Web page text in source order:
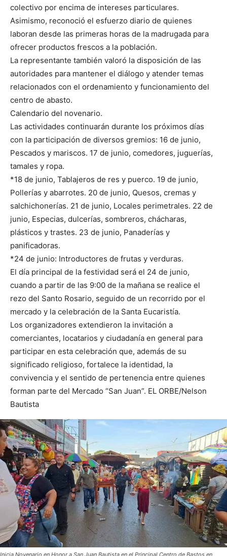
colectivo por encima de intereses particulares.
Asimismo, reconoció el esfuerzo diario de quienes
laboran desde las primeras horas de la madrugada para
ofrecer productos frescos a la población.
La representante también valoró la disposición de las
autoridades para mantener el diálogo y atender temas
relacionados con el ordenamiento y funcionamiento del
centro de abasto.
Calendario del novenario.
Las actividades continuarán durante los próximos días
con la participación de diversos gremios: 16 de junio,
Pescados y mariscos. 17 de junio, comedores, juguerías,
tamales y ropa.
*18 de junio, Tablajeros de res y puerco. 19 de junio,
Pollerías y abarrotes. 20 de junio, Quesos, cremas y
salchichonerías. 21 de junio, Locales perimetrales. 22 de
junio, Especias, dulcerías, sombreros, chácharas,
plásticos y trastes. 23 de junio, Panaderías y
panificadoras.
*24 de junio: Introductores de frutas y verduras.
El día principal de la festividad será el 24 de junio,
cuando a partir de las 9:00 de la mañana se realice el
rezo del Santo Rosario, seguido de un recorrido por el
mercado y la celebración de la Santa Eucaristía.
Los organizadores extendieron la invitación a
comerciantes, locatarios y ciudadanía en general para
participar en esta celebración que, además de su
significado religioso, fortalece la identidad, la
convivencia y el sentido de pertenencia entre quienes
forman parte del Mercado “San Juan”. EL ORBE/Nelson
Bautista